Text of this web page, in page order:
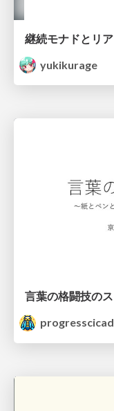
継続モナドとリ
yukikurage